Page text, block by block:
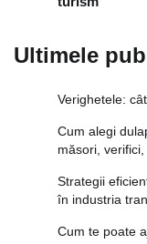
Ultimele
Verighetele:
Cum alegi
măsori,
Strategii
în industria
Cum te poate